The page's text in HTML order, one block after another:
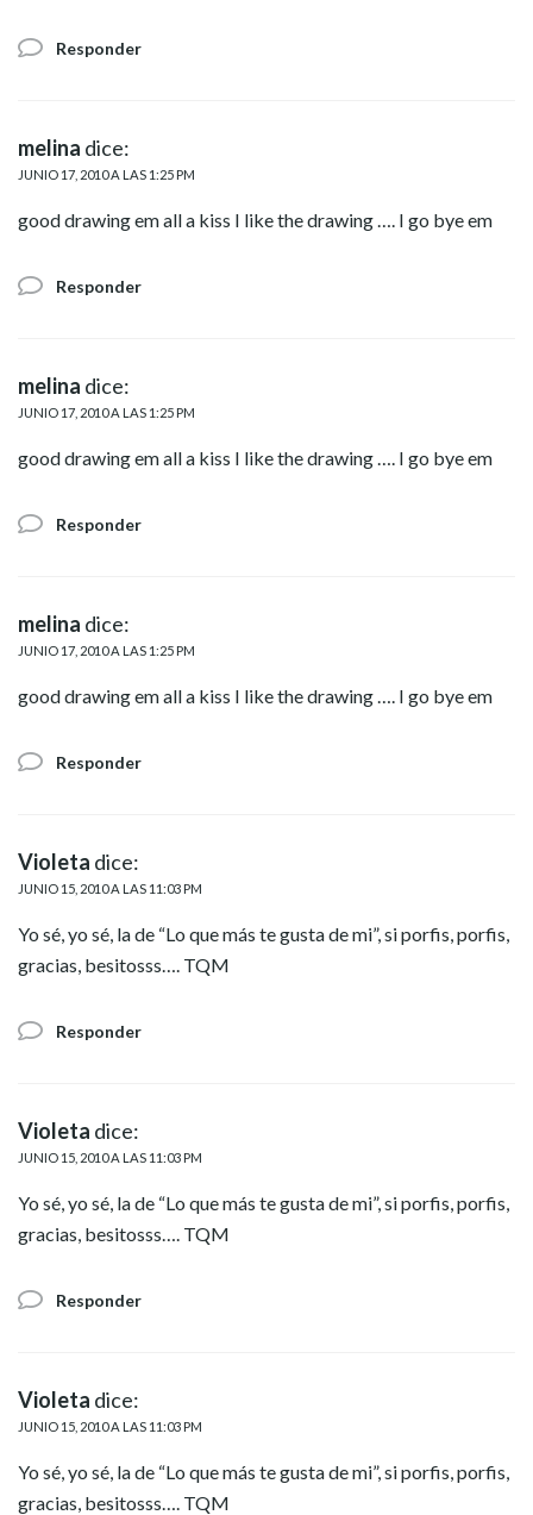
Responder
melina dice:
JUNIO 17, 2010 A LAS 1:25 PM
good drawing em all a kiss I like the drawing …. I go bye em
Responder
melina dice:
JUNIO 17, 2010 A LAS 1:25 PM
good drawing em all a kiss I like the drawing …. I go bye em
Responder
melina dice:
JUNIO 17, 2010 A LAS 1:25 PM
good drawing em all a kiss I like the drawing …. I go bye em
Responder
Violeta dice:
JUNIO 15, 2010 A LAS 11:03 PM
Yo sé, yo sé, la de “Lo que más te gusta de mi”, si porfis, porfis,
gracias, besitosss…. TQM
Responder
Violeta dice:
JUNIO 15, 2010 A LAS 11:03 PM
Yo sé, yo sé, la de “Lo que más te gusta de mi”, si porfis, porfis,
gracias, besitosss…. TQM
Responder
Violeta dice:
JUNIO 15, 2010 A LAS 11:03 PM
Yo sé, yo sé, la de “Lo que más te gusta de mi”, si porfis, porfis,
gracias, besitosss…. TQM